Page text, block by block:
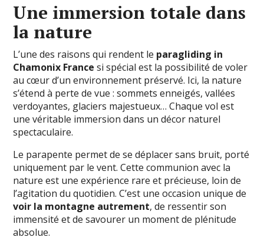
Une immersion totale dans
la nature
L’une des raisons qui rendent le paragliding in
Chamonix France si spécial est la possibilité de voler
au cœur d’un environnement préservé. Ici, la nature
s’étend à perte de vue : sommets enneigés, vallées
verdoyantes, glaciers majestueux… Chaque vol est
une véritable immersion dans un décor naturel
spectaculaire.
Le parapente permet de se déplacer sans bruit, porté
uniquement par le vent. Cette communion avec la
nature est une expérience rare et précieuse, loin de
l’agitation du quotidien. C’est une occasion unique de
voir la montagne autrement, de ressentir son
immensité et de savourer un moment de plénitude
absolue.